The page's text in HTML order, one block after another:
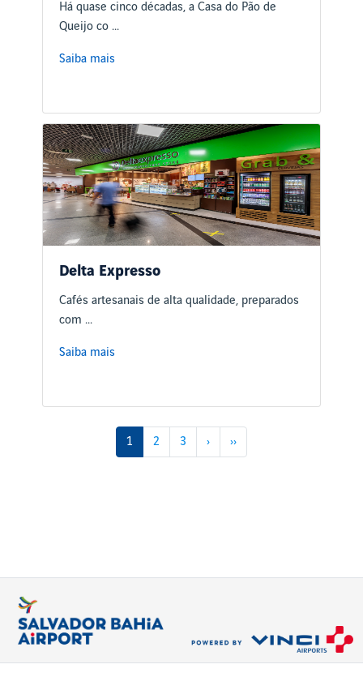
Há quase cinco décadas, a Casa do Pão de
Queijo co ...
Saiba mais
Delta Expresso
Cafés artesanais de alta qualidade, preparados
com ...
Saiba mais
1 2 3 › ››